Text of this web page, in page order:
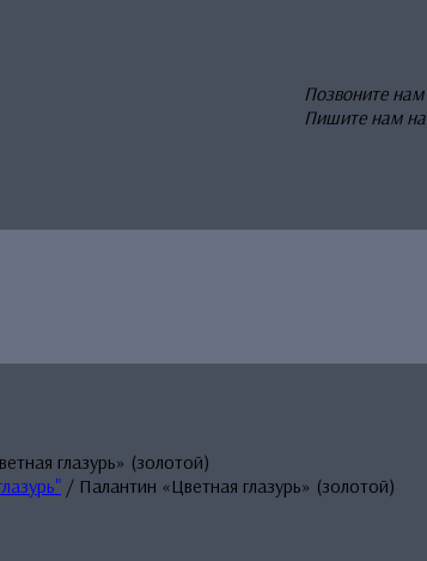
Позвоните нам
Пишите нам на
глазурь» (золотой)
/ Палантин «Цветная глазурь» (золотой)